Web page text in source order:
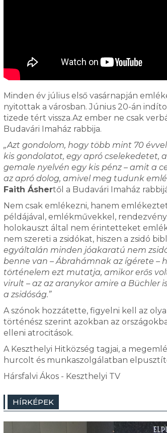
Minden év július első vasárnapján
nyitottak a városban. Június 20-án
tizede tért vissza.Az ember ne csak
Budavári Imaház rabbija.
„Azt gondolom, hogy több mint 70
kis gondolatot, egy apró cselekedetet,
gemale nyelvén egy kis pénz – amit a
az apró dolog, amivel meg tudunk
Faith Áshertől a Budavári Imaház
Nem csak emlékezni, hanem
példájával, emlékművekkel,
holokauszt által nem érintetteket
nem szereti a zsidókat, hiszen a zsidó
egyáltalán minden jóakaratú nem
benne van – Ábrahámnak az ígérete
történelem ezt mutatja, amikor erős
virult – az az aranykor amire a Büchler
a zsidóság.”
A szónok hozzátette, figyelni kell az
történész szerint azokban az
elleni atrocitások.
A Keszthelyi Hitközség tagjai, a
hurcolt és munkaszolgálatban
Hársfalvi Ákos - Keszthelyi TV
HÍRKÉPEK